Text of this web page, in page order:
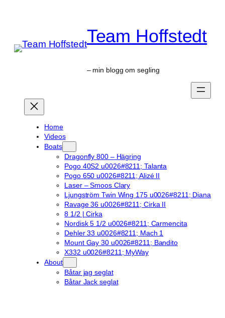
Team Hoffstedt
– min blogg om segling
Home
Videos
Boats
Dragonfly 800 – Hägring
Pogo 40S2 u0026#8211; Talanta
Pogo 650 u0026#8211; Alizé II
Laser – Smoos Clary
Ljungström Twin Wing 175 u0026#8211; Diana
Ravage 36 u0026#8211; Cirka II
8 1/2 | Cirka
Nordisk 5 1/2 u0026#8211; Carmencita
Dehler 33 u0026#8211; Mach 1
Mount Gay 30 u0026#8211; Bandito
X332 u0026#8211; MyWay
About
Båtar jag seglat
Båtar Jack seglat